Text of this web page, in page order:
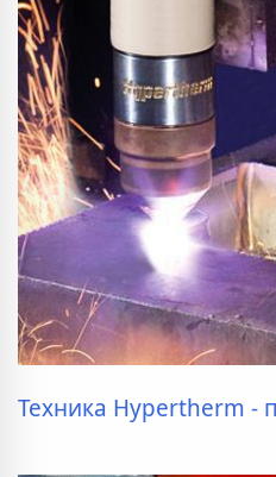
Техника Hypertherm -